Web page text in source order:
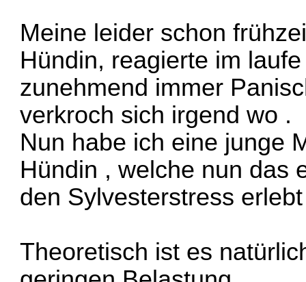
Meine leider schon
Hündin, reagierte im
zunehmend immer
verkroch sich irgend wo .
Nun habe ich eine junge
Hündin , welche nun das
den Sylvesterstress
Theoretisch ist es